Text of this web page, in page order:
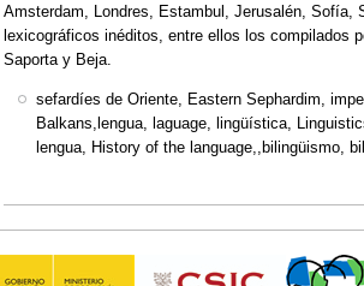
Amsterdam, Londres, Estambul, Jerusalén, Sofía,
lexicográficos inéditos, entre ellos los compilados
Saporta y Beja.
sefardíes de Oriente, Eastern Sephardim,
Balkans,lengua, laguage, lingüística,
lengua, History of the language,,bilingüismo,